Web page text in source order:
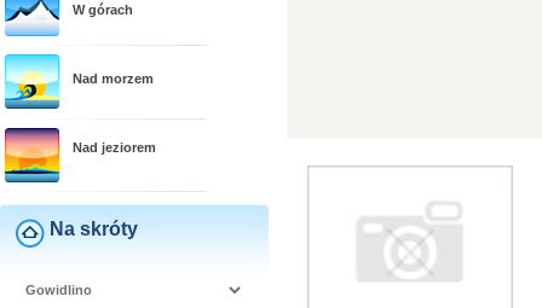
W górach
Nad morzem
Nad jeziorem
Na skróty